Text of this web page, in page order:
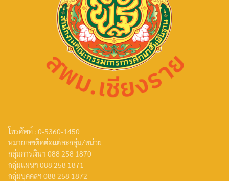
โทรศัพท์ : 0-5360-1450
หมายเลขติดต่อแต่ละกลุ่ม/หน่วย
กลุ่มการเงินฯ 088 258 1870
กลุ่มแผนฯ 088 258 1871
กลุ่มบุคคลฯ 088 258 1872